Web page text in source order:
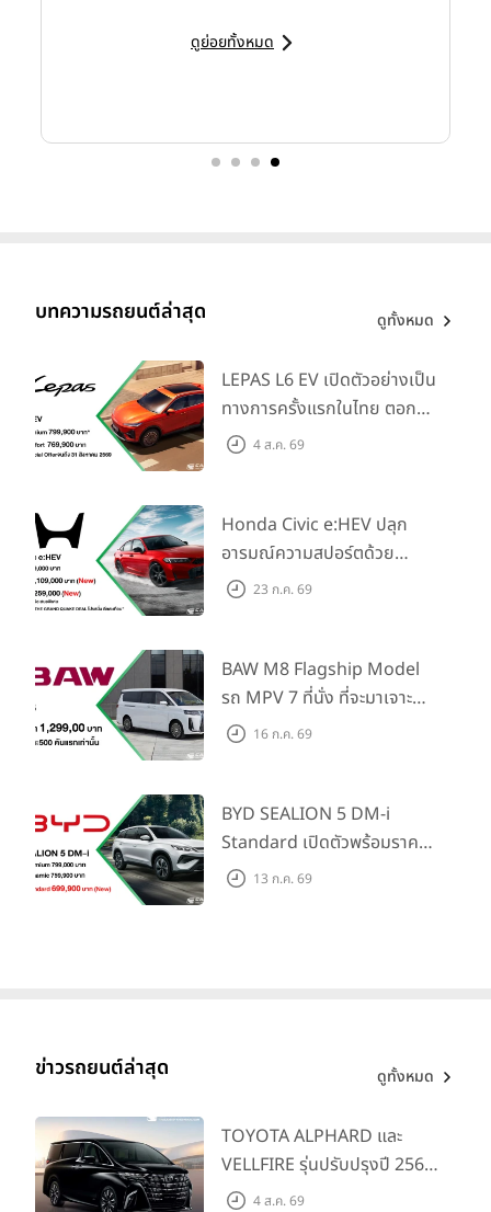
ดูย่อยทั้งหมด
บทความรถยนต์ล่าสุด ดูทั้งหมด
LEPAS L6 EV เปิดตัวอย่างเป็น
ทางการครั้งแรกในไทย ตอกย้ำ
วิสัยทัศน์ “Drive Your
4 ส.ค. 69
Honda Civic e:HEV ปลุก
อารมณ์ความสปอร์ตด้วย
Honda S+ Shift ครั้งแรกใน
Traffic Monitor เพียงจอง
ภายใน 31 ก.ค. 2569 รับบัตร
น้ำมันมูลค่า 10,000 บาท
23 ก.ค. 69
BAW M8 Flagship Model
รถ MPV 7 ที่นั่ง ที่จะมาเจาะ
ตลาดครอบครัวและองค์กรยุค
แรก)
16 ก.ค. 69
BYD SEALION 5 DM-i
Standard เปิดตัวพร้อมราคา
คาดการณ์ 699,900 บาท รุ่น
13 ก.ค. 69
ข่าวรถยนต์ล่าสุด ดูทั้งหมด
TOYOTA ALPHARD และ
VELLFIRE รุ่นปรับปรุงปี 2569
พร้อมรุ่นย่อยใหม่ HEV
4 ส.ค. 69